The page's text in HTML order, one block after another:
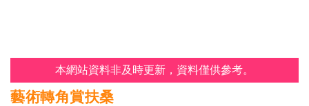
本網站資料非及時更新，資料僅供參考。
藝術轉角賞扶桑